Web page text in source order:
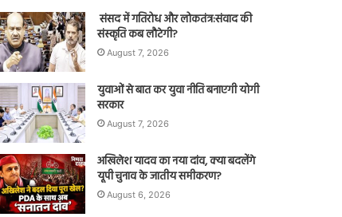
संसद में गतिरोध और लोकतंत्र:संवाद की
संस्कृति कब लौटेगी?
August 7, 2026
युवाओं से बात कर युवा नीति बनाएगी योगी
सरकार
August 7, 2026
अखिलेश यादव का नया दांव, क्या बदलेंगे
यूपी चुनाव के जातीय समीकरण?
August 6, 2026